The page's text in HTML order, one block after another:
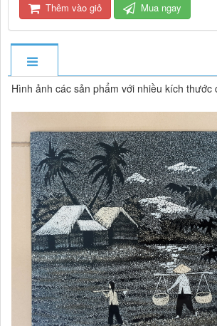
Thêm vào giỏ Mua ngay
Hình ảnh các sản phẩm với nhiều kích thước